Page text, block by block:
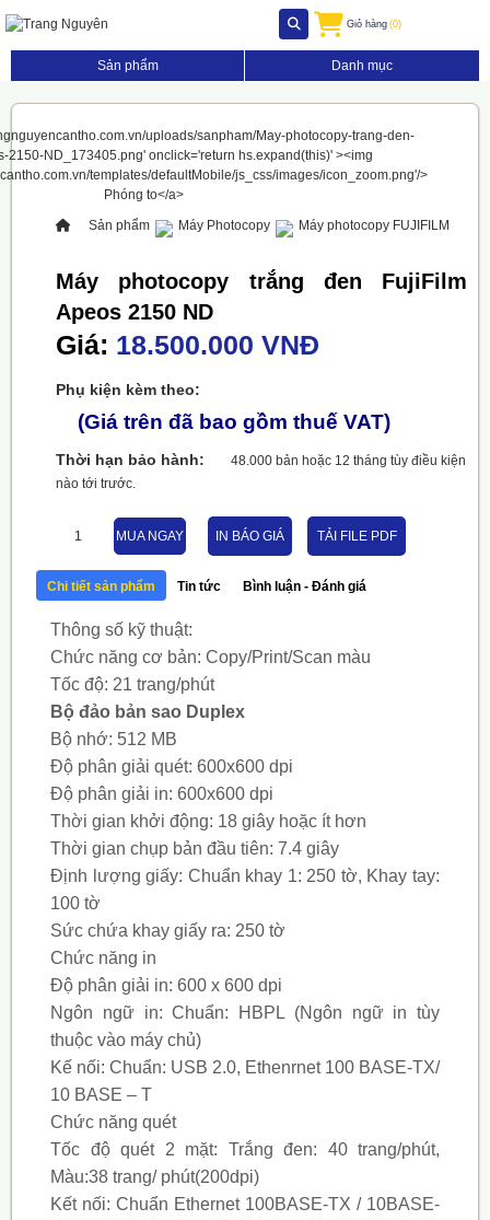
Giỏ hàng (0)
Sản phẩm Danh mục
Sản phẩm Máy Photocopy Máy photocopy FUJIFILM
Máy photocopy trắng đen FujiFilm
Apeos 2150 ND
Giá: 18.500.000 VNĐ
Phụ kiện kèm theo:
(Giá trên đã bao gồm thuế VAT)
Thời hạn bảo hành:
48.000 bản hoặc 12 tháng tùy điều kiện
nào tới trước.
MUA NGAY IN BÁO GIÁ TẢI FILE PDF
Chi tiết sản phẩm Tin tức Bình luận - Đánh giá
Thông số kỹ thuật:
Chức năng cơ bản: Copy/Print/Scan màu
Tốc độ: 21 trang/phút
Bộ đảo bản sao Duplex
Bộ nhớ: 512 MB
Độ phân giải quét: 600x600 dpi
Độ phân giải in: 600x600 dpi
Thời gian khởi động: 18 giây hoặc ít hơn
Thời gian chụp bản đầu tiên: 7.4 giây
Định lượng giấy: Chuẩn khay 1: 250 tờ, Khay tay:
100 tờ
Sức chứa khay giấy ra: 250 tờ
Chức năng in
Độ phân giải in: 600 x 600 dpi
Ngôn ngữ in: Chuẩn: HBPL (Ngôn ngữ in tùy
thuộc vào máy chủ)
Kế nối: Chuẩn: USB 2.0, Ethenrnet 100 BASE-TX/
10 BASE – T
Chức năng quét
Tốc độ quét 2 mặt: Trắng đen: 40 trang/phút,
Màu:38 trang/ phút(200dpi)
Kết nối: Chuẩn Ethernet 100BASE-TX / 10BASE-